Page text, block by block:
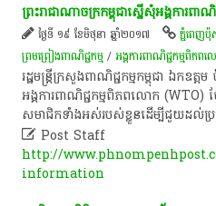
ព្រះរាជាណាចក្រ​កម្ពុជា​ស្នើ​សុំ​អង្គការ​
ថ្ងៃទី ១៩ ខែមិថុនា ឆ្នាំ២០១៧ ភ្នំពេញប៉ុ
ព្រមព្រៀង​ពាណិជ្ជកម្ម​/អង្គការ​ពាណិជ្ជកម្ម​ពិភព
រដ្ឋមន្ត្រីក្រសួង​ពាណិជ្ជកម្ម​កម្ពុជា​ ឯក
អង្គការ​ពាណិជ្ជកម្ម​ពិភពលោក​ (WTO)​
សមាជិក​ទាំងអស់​របស់​ខ្លួន​ដើម្បី​ជួយ​ដល់​ប្
 Post Staff
http://
information